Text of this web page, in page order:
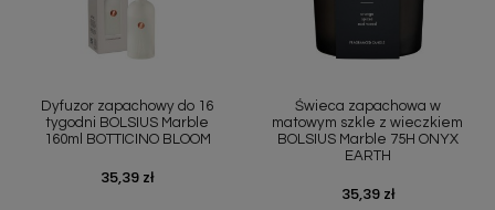
Dyfuzor zapachowy do 16
tygodni BOLSIUS Marble
160ml BOTTICINO BLOOM
Cena
35,39 zł
Świeca zapachowa w
matowym szkle z wieczkiem
BOLSIUS Marble 75H ONYX
EARTH
Cena
35,39 zł